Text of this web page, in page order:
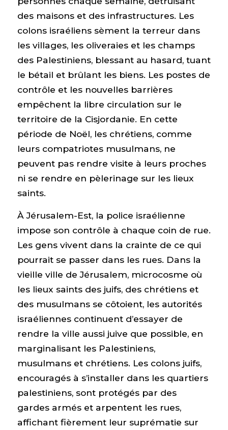
des maisons et des infrastructures. Les
colons israéliens sèment la terreur dans
les villages, les oliveraies et les champs
des Palestiniens, blessant au hasard, tuant
le bétail et brûlant les biens. Les postes de
contrôle et les nouvelles barrières
empêchent la libre circulation sur le
territoire de la Cisjordanie. En cette
période de Noël, les chrétiens, comme
leurs compatriotes musulmans, ne
peuvent pas rendre visite à leurs proches
ni se rendre en pèlerinage sur les lieux
saints.
À Jérusalem-Est, la police israélienne
impose son contrôle à chaque coin de rue.
Les gens vivent dans la crainte de ce qui
pourrait se passer dans les rues. Dans la
vieille ville de Jérusalem, microcosme où
les lieux saints des juifs, des chrétiens et
des musulmans se côtoient, les autorités
israéliennes continuent d’essayer de
rendre la ville aussi juive que possible, en
marginalisant les Palestiniens,
musulmans et chrétiens. Les colons juifs,
encouragés à s’installer dans les quartiers
palestiniens, sont protégés par des
gardes armés et arpentent les rues,
affichant fièrement leur suprématie sur